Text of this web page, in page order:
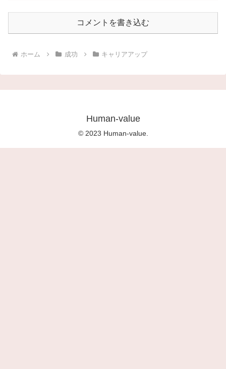
コメントを書き込む
ホーム 成功 キャリアアップ
Human-value
© 2023 Human-value.